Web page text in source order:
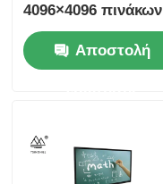
4096×4096 πινάκων
διαλογικό
Αποστολή